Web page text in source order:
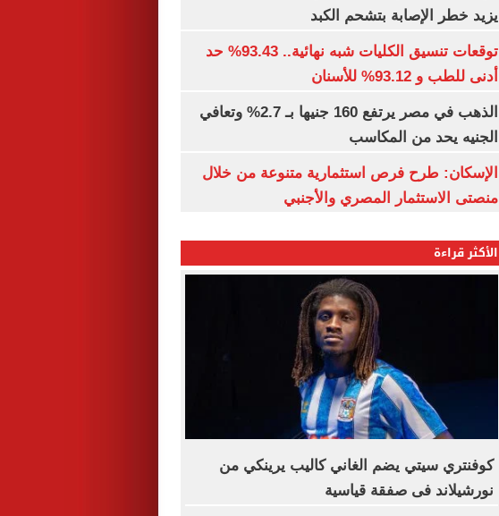
يزيد خطر الإصابة بتشحم الكبد
توقعات تنسيق الكليات شبه نهائية.. 93.43% حد
أدنى للطب و 93.12% للأسنان
الذهب في مصر يرتفع 160 جنيها بـ 2.7% وتعافي
الجنيه يحد من المكاسب
الإسكان: طرح فرص استثمارية متنوعة من خلال
منصتى الاستثمار المصري والأجنبي
الأكثر قراءة
كوفنتري سيتي يضم الغاني كاليب يرينكي من
نورشيلاند فى صفقة قياسية